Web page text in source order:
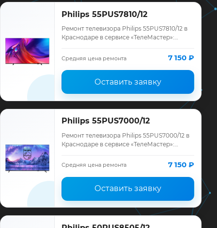
Philips 55PUS7810/12
Ремонт телевизора Philips 55PUS7810/12 в
Краснодаре в сервисе «ТелеМастер»:
ремонта, запчасти и гарантия до 12
месяце…
Средняя цена ремонта 7 150 ₽
Оставить заявку
Philips 55PUS7000/12
Ремонт телевизора Philips 55PUS7000/12 в
Краснодаре в сервисе «ТелеМастер»:
ремонта, запчасти и гарантия до 12
месяце…
Средняя цена ремонта 7 150 ₽
Оставить заявку